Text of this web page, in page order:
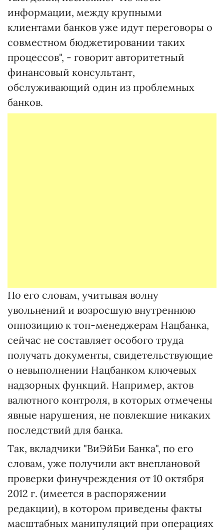
информации, между крупными
клиентами банков уже идут переговоры о
совместном бюджетировании таких
процессов", - говорит авторитетный
финансовый консультант,
обслуживающий один из проблемных
банков.
По его словам, учитывая волну
увольнений и возросшую внутреннюю
оппозицию к топ-менеджерам Нацбанка,
сейчас не составляет особого труда
получать документы, свидетельствующие
о невыполнении Нацбанком ключевых
надзорных функций. Например, актов
валютного контроля, в которых отмечены
явные нарушения, не повлекшие никаких
последствий для банка.
Так, вкладчики "ВиЭйБи Банка", по его
словам, уже получили акт внеплановой
проверки финучреждения от 10 октября
2012 г. (имеется в распоряжении
редакции), в котором приведены факты
масштабных манипуляций при операциях